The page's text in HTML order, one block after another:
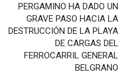
PERGAMINO HA DADO UN
GRAVE PASO HACIA LA
DESTRUCCIÓN DE LA PLAYA
DE CARGAS DEL
FERROCARRIL GENERAL
BELGRANO